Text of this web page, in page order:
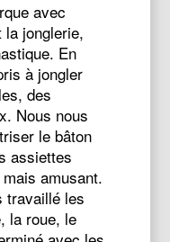
avec
jonglerie,
En
à jongler
des
Nous nous
le bâton
assiettes
amusant.
travaillé les
la roue, le